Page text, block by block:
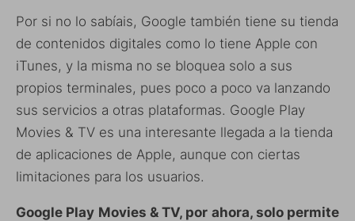
Por si no lo sabíais, Google también tiene su tienda
de contenidos digitales como lo tiene Apple con
iTunes, y la misma no se bloquea solo a sus
propios terminales, pues poco a poco va lanzando
sus servicios a otras plataformas. Google Play
Movies & TV es una interesante llegada a la tienda
de aplicaciones de Apple, aunque con ciertas
limitaciones para los usuarios.
Google Play Movies & TV, por ahora, solo permite